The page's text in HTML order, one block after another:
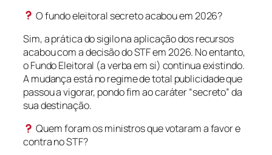
O fundo eleitoral secreto acabou em 2026?
Sim, a prática do sigilo na aplicação dos recursos
acabou com a decisão do STF em 2026. No entanto,
o Fundo Eleitoral (a verba em si) continua existindo.
A mudança está no regime de total publicidade que
passou a vigorar, pondo fim ao caráter “secreto” da
sua destinação.
Quem foram os ministros que votaram a favor e
contra no STF?